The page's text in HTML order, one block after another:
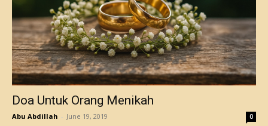
Doa Untuk Orang Menikah
Abu Abdillah - June 19, 2019 0